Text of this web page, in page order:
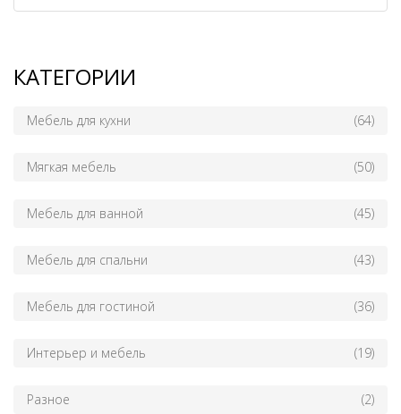
КАТЕГОРИИ
Мебель для кухни (64)
Мягкая мебель (50)
Мебель для ванной (45)
Мебель для спальни (43)
Мебель для гостиной (36)
Интерьер и мебель (19)
Разное (2)